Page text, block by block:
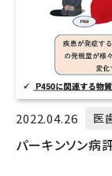
2022.04.26 医
パーキンソン病